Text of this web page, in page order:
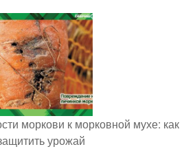
моркови к морковной мухе: как
урожай